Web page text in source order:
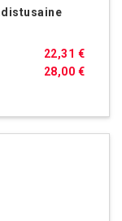
28,00 €
22,31 €